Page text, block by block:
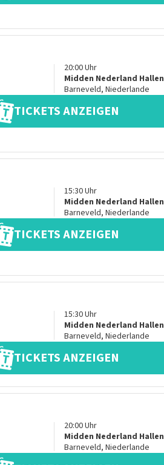
20:00Uhr
Midden Nederland Hallen
Barneveld, Niederlande
TICKETS ANZEIGEN
15:30Uhr
Midden Nederland Hallen
Barneveld, Niederlande
TICKETS ANZEIGEN
15:30Uhr
Midden Nederland Hallen
Barneveld, Niederlande
TICKETS ANZEIGEN
20:00Uhr
Midden Nederland Hallen
Barneveld, Niederlande